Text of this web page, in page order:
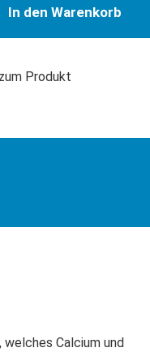
In den Warenkorb
Produkt
welches Calcium und